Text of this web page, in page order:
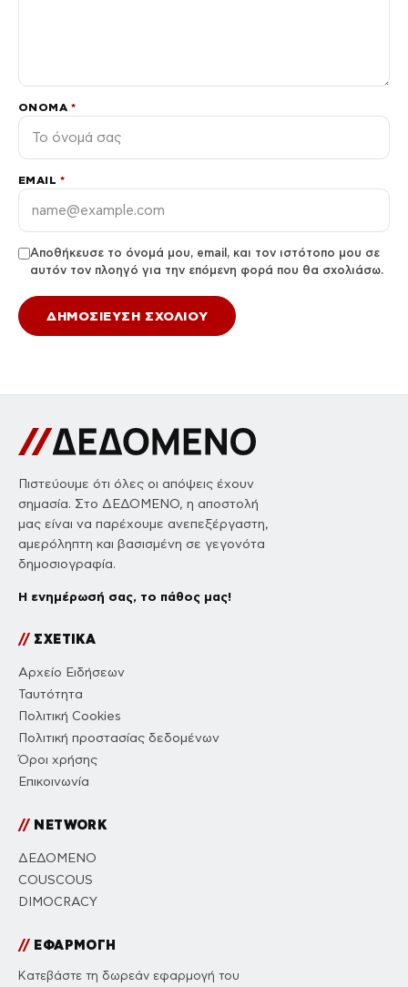
ΌΝΟΜΑ *
EMAIL *
Αποθήκευσε το όνομά μου, email, και τον ιστότοπο μου σε
αυτόν τον πλοηγό για την επόμενη φορά που θα σχολιάσω.
Πιστεύουμε ότι όλες οι απόψεις έχουν
σημασία. Στο ΔΕΔΟΜΕΝΟ, η αποστολή
μας είναι να παρέχουμε ανεπεξέργαστη,
αμερόληπτη και βασισμένη σε γεγονότα
δημοσιογραφία.
Η ενημέρωσή σας, το πάθος μας!
//ΣΧΕΤΙΚΑ
Αρχείο Ειδήσεων
Ταυτότητα
Πολιτική Cookies
Πολιτική προστασίας δεδομένων
Όροι χρήσης
Επικοινωνία
//NETWORK
ΔΕΔΟΜΕΝΟ
COUSCOUS
DIMOCRACY
//ΕΦΑΡΜΟΓΗ
Κατεβάστε τη δωρεάν εφαρμογή του